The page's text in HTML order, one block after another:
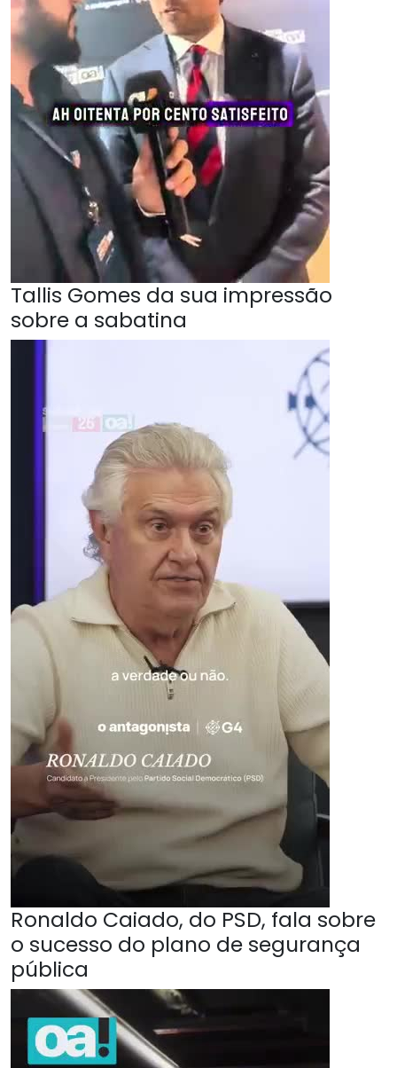
Tallis Gomes da sua impressão
sobre a sabatina
Ronaldo Caiado, do PSD, fala sobre
o sucesso do plano de segurança
pública